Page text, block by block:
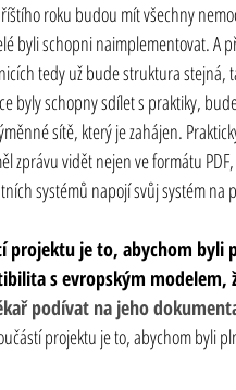
roku budou mít všechny
byli schopni naimplementovat. A
tedy už bude struktura stejná,
byly schopny sdílet s praktiky,
sítě, který je zahájen.
zprávu vidět nejen ve formátu
systémů napojí svůj systém na
projektu je to, abychom byli
s evropským modelem,
podívat na jeho
projektu je to, abychom byli